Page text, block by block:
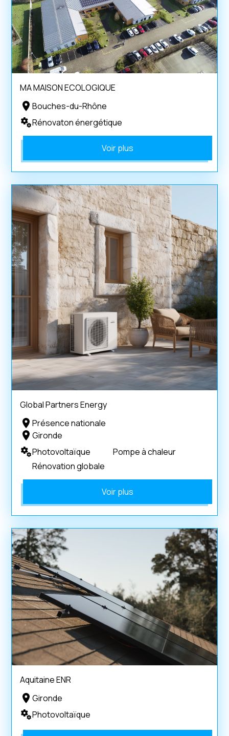
MA MAISON ECOLOGIQUE
Bouches-du-Rhône
Rénovaton énergétique
Voir plus
Global Partners Energy
Présence nationale
Gironde
Photovoltaïque
Pompe à chaleur
Rénovation globale
Voir plus
Aquitaine ENR
Gironde
Photovoltaïque